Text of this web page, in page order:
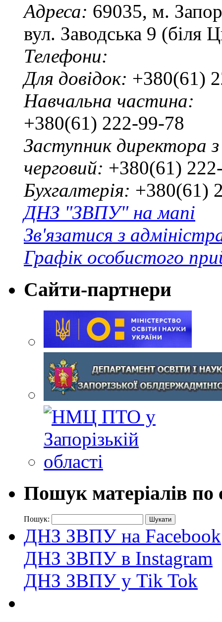
Адреса: 69035, м.
вул. Заводська 9 (біля
Телефони:
Для довідок: +380(61)
Навчальна частина:
+380(61) 222-99-78
Заступник директора
черговий: +380(61)
Бухгалтерія: +380(61)
ДНЗ "ЗВПУ" на мапі
Зв'язатися з
Графік особистого
Сайти-партнери
Пошук матеріалів по
Пошук:
ДНЗ ЗВПУ на Facebook
ДНЗ ЗВПУ в Instagram
ДНЗ ЗВПУ у Tik Tok